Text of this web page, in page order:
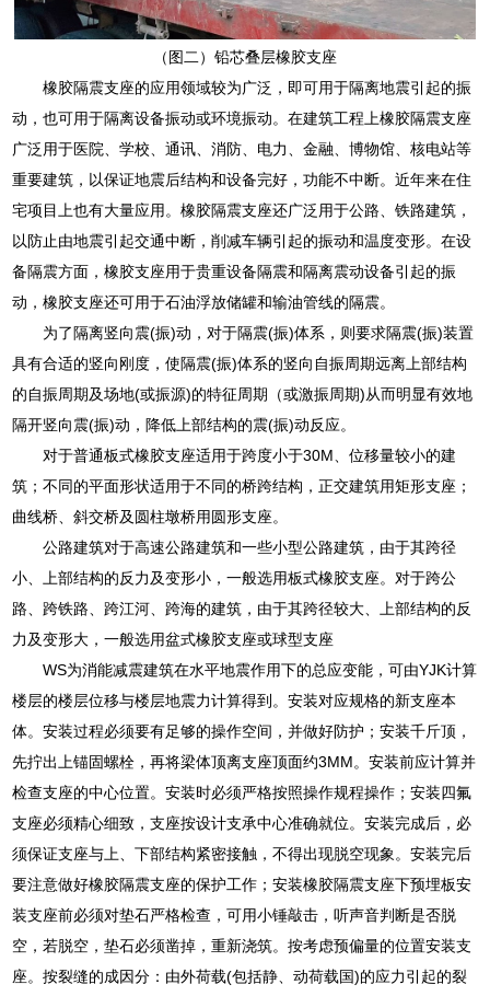
（图二）铅芯叠层橡胶支座
橡胶隔震支座的应用领域较为广泛，即可用于隔离地震引起的振
动，也可用于隔离设备振动或环境振动。在建筑工程上橡胶隔震支座
广泛用于医院、学校、通讯、消防、电力、金融、博物馆、核电站等
重要建筑，以保证地震后结构和设备完好，功能不中断。近年来在住
宅项目上也有大量应用。橡胶隔震支座还广泛用于公路、铁路建筑，
以防止由地震引起交通中断，削减车辆引起的振动和温度变形。在设
备隔震方面，橡胶支座用于贵重设备隔震和隔离震动设备引起的振
动，橡胶支座还可用于石油浮放储罐和输油管线的隔震。
为了隔离竖向震(振)动，对于隔震(振)体系，则要求隔震(振)装置
具有合适的竖向刚度，使隔震(振)体系的竖向自振周期远离上部结构
的自振周期及场地(或振源)的特征周期（或激振周期)从而明显有效地
隔开竖向震(振)动，降低上部结构的震(振)动反应。
对于普通板式橡胶支座适用于跨度小于30M、位移量较小的建
筑；不同的平面形状适用于不同的桥跨结构，正交建筑用矩形支座；
曲线桥、斜交桥及圆柱墩桥用圆形支座。
公路建筑对于高速公路建筑和一些小型公路建筑，由于其跨径
小、上部结构的反力及变形小，一般选用板式橡胶支座。对于跨公
路、跨铁路、跨江河、跨海的建筑，由于其跨径较大、上部结构的反
力及变形大，一般选用盆式橡胶支座或球型支座
WS为消能减震建筑在水平地震作用下的总应变能，可由YJK计算
楼层的楼层位移与楼层地震力计算得到。安装对应规格的新支座本
体。安装过程必须要有足够的操作空间，并做好防护；安装千斤顶，
先拧出上锚固螺栓，再将梁体顶离支座顶面约3MM。安装前应计算并
检查支座的中心位置。安装时必须严格按照操作规程操作；安装四氟
支座必须精心细致，支座按设计支承中心准确就位。安装完成后，必
须保证支座与上、下部结构紧密接触，不得出现脱空现象。安装完后
要注意做好橡胶隔震支座的保护工作；安装橡胶隔震支座下预埋板安
装支座前必须对垫石严格检查，可用小锤敲击，听声音判断是否脱
空，若脱空，垫石必须凿掉，重新浇筑。按考虑预偏量的位置安装支
座。按裂缝的成因分：由外荷载(包括静、动荷载国)的应力引起的裂